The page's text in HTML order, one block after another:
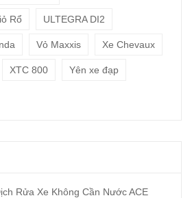
Rổ ULTEGRA DI2
Vỏ Maxxis Xe Chevaux
XTC 800 Yên xe đạp
Rửa Xe Không Cần Nước ACE